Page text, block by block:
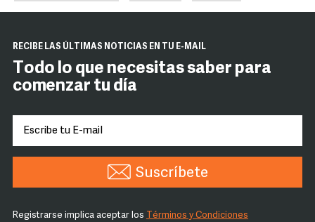
RECIBE LAS ÚLTIMAS NOTICIAS EN TU E-MAIL
Todo lo que necesitas saber para
comenzar tu día
Suscríbete
Registrarse implica aceptar los Términos y Condiciones